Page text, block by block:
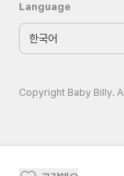
Language
Copyright Baby Billy.